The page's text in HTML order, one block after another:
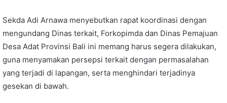
Sekda Adi Arnawa menyebutkan rapat koordinasi dengan
mengundang Dinas terkait, Forkopimda dan Dinas Pemajuan
Desa Adat Provinsi Bali ini memang harus segera dilakukan,
guna menyamakan persepsi terkait dengan permasalahan
yang terjadi di lapangan, serta menghindari terjadinya
gesekan di bawah.